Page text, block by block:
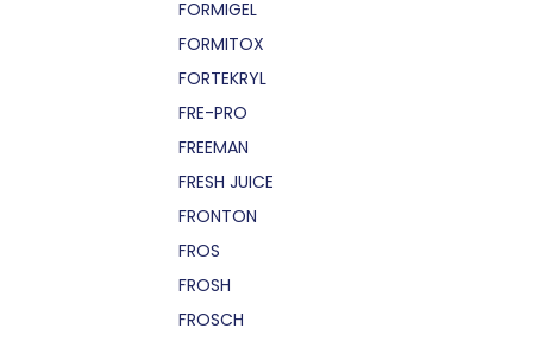
FORMIGEL
FORMITOX
FORTEKRYL
FRE-PRO
FREEMAN
FRESH JUICE
FRONTON
FROS
FROSH
FROSCH